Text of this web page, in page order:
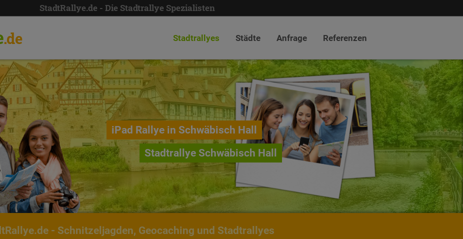
StadtRallye.de - Die Stadtrallye Spezialisten
.de Stadtrallyes Städte Anfrage Referenzen
iPad Rallye in Schwäbisch Hall
Stadtrallye Schwäbisch Hall
- Schnitzeljagden, Geocaching und Stadtrallyes